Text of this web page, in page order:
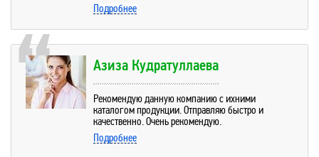
Подробнее
Азиза Кудратуллаева
Рекомендую данную компанию с ихними
каталогом продукции. Отправляю быстро и
качественно. Очень рекомендую.
Подробнее